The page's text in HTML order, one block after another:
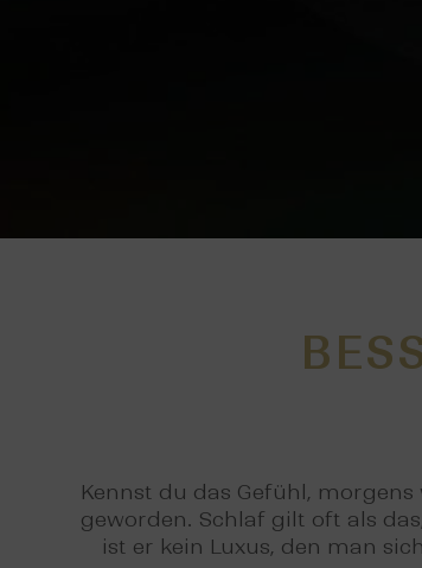
Kennst du das Gefühl,
geworden. Schlaf gilt oft als
ist er kein Luxus, den man